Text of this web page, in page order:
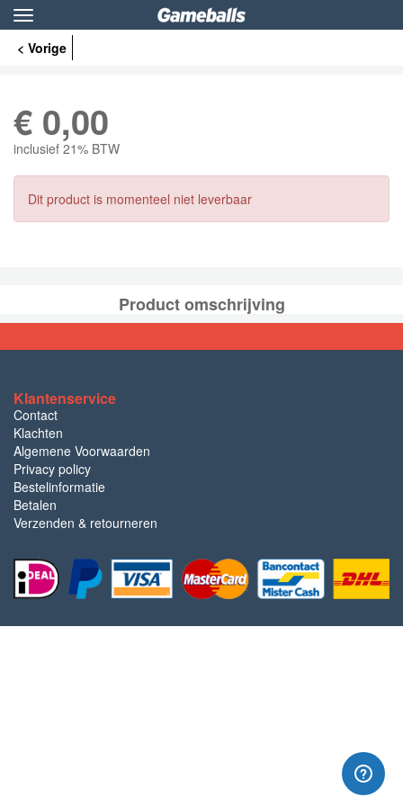
Toggle
navigation
< Vorige
€ 0,00
inclusief 21% BTW
Dit product is momenteel niet leverbaar
Product omschrijving
Klantenservice
Contact
Klachten
Algemene Voorwaarden
Privacy policy
Bestelinformatie
Betalen
Verzenden & retourneren